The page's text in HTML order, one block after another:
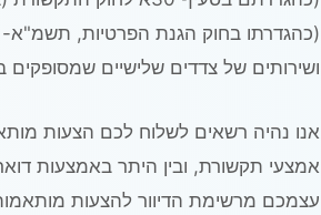
ושירותים של צדדים שלישיים
אנו נהיה רשאים לשלוח לכם הצעות
עצמכם מרשימת הדיוור להצעות